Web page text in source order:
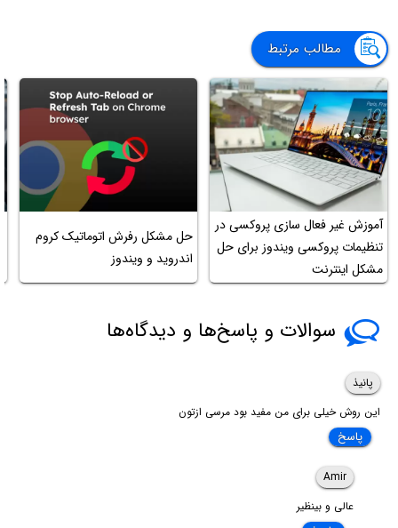
مطالب مرتبط
آموزش غیر فعال سازی پروکسی در
تنظیمات پروکسی ویندوز برای حل
مشکل اینترنت
حل مشکل رفرش اتوماتیک کروم
اندروید و ویندوز
سوالات و پاسخ‌ها و دیدگاه‌ها
پانیذ
این روش خیلی برای من مفید بود مرسی ازتون
پاسخ
Amir
عالی و بینظیر